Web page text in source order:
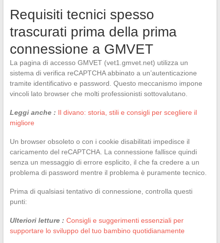
Requisiti tecnici spesso
trascurati prima della prima
connessione a GMVET
La pagina di accesso GMVET (vet1.gmvet.net) utilizza un
sistema di verifica reCAPTCHA abbinato a un’autenticazione
tramite identificativo e password. Questo meccanismo impone
vincoli lato browser che molti professionisti sottovalutano.
Leggi anche : Il divano: storia, stili e consigli per scegliere il
migliore
Un browser obsoleto o con i cookie disabilitati impedisce il
caricamento del reCAPTCHA. La connessione fallisce quindi
senza un messaggio di errore esplicito, il che fa credere a un
problema di password mentre il problema è puramente tecnico.
Prima di qualsiasi tentativo di connessione, controlla questi
punti:
Ulteriori letture : Consigli e suggerimenti essenziali per
supportare lo sviluppo del tuo bambino quotidianamente